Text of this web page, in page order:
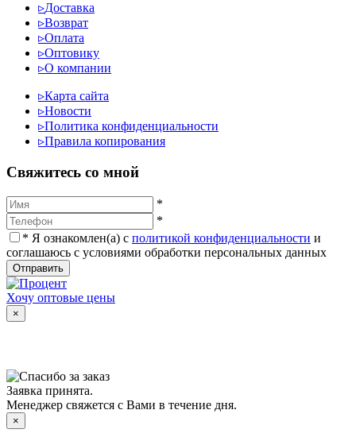
▹Доставка
▹Возврат
▹Оплата
▹Оптовику
▹О компании
▹Карта сайта
▹Новости
▹Политика конфиденциальности
▹Правила копирования
Cвяжитесь со мной
*
*
* Я ознакомлен(а) с политикой конфиденциальности и
соглашаюсь с условиями обработки персональных данных
Отправить
Хочу оптовые цены
×
Заявка принята.
Менеджер свяжется с Вами в течение дня.
×